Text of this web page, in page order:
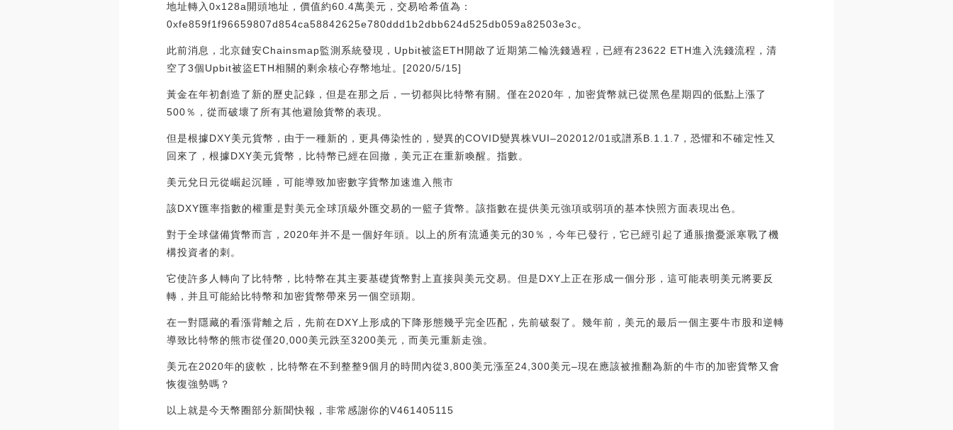
地址轉入0x128a開頭地址，價值約60.4萬美元，交易哈希值為：
0xfe859f1f96659807d854ca58842625e780ddd1b2dbb624d525db059a82503e3c。
此前消息，北京鏈安Chainsmap監測系統發現，Upbit被盜ETH開啟了近期第二輪洗錢過程，已經有23622 ETH進入洗錢流程，清
空了3個Upbit被盜ETH相關的剩余核心存幣地址。[2020/5/15]
黃金在年初創造了新的歷史記錄，但是在那之后，一切都與比特幣有關。僅在2020年，加密貨幣就已從黑色星期四的低點上漲了
500％，從而破壞了所有其他避險貨幣的表現。
但是根據DXY美元貨幣，由于一種新的，更具傳染性的，變異的COVID變異株VUI–202012/01或譜系B.1.1.7，恐懼和不確定性又
回來了，根據DXY美元貨幣，比特幣已經在回撤，美元正在重新喚醒。指數。
美元兌日元從崛起沉睡，可能導致加密數字貨幣加速進入熊市
該DXY匯率指數的權重是對美元全球頂級外匯交易的一籃子貨幣。該指數在提供美元強項或弱項的基本快照方面表現出色。
對于全球儲備貨幣而言，2020年并不是一個好年頭。以上的所有流通美元的30％，今年已發行，它已經引起了通脹擔憂派寒戰了機
構投資者的刺。
它使許多人轉向了比特幣，比特幣在其主要基礎貨幣對上直接與美元交易。但是DXY上正在形成一個分形，這可能表明美元將要反
轉，并且可能給比特幣和加密貨幣帶來另一個空頭期。
在一對隱藏的看漲背離之后，先前在DXY上形成的下降形態幾乎完全匹配，先前破裂了。幾年前，美元的最后一個主要牛市股和逆轉
導致比特幣的熊市從僅20,000美元跌至3200美元，而美元重新走強。
美元在2020年的疲軟，比特幣在不到整整9個月的時間內從3,800美元漲至24,300美元–現在應該被推翻為新的牛市的加密貨幣又會
恢復強勢嗎？
以上就是今天幣圈部分新聞快報，非常感謝你的V461405115